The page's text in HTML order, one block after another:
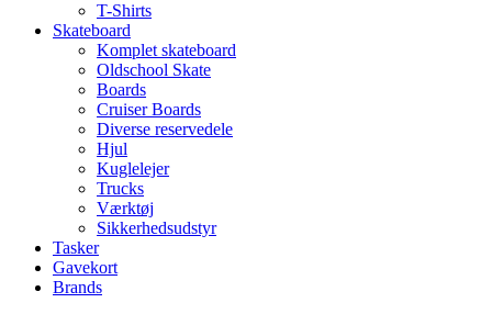
T-Shirts
Skateboard
Komplet skateboard
Oldschool Skate
Boards
Cruiser Boards
Diverse reservedele
Hjul
Kuglelejer
Trucks
Værktøj
Sikkerhedsudstyr
Tasker
Gavekort
Brands